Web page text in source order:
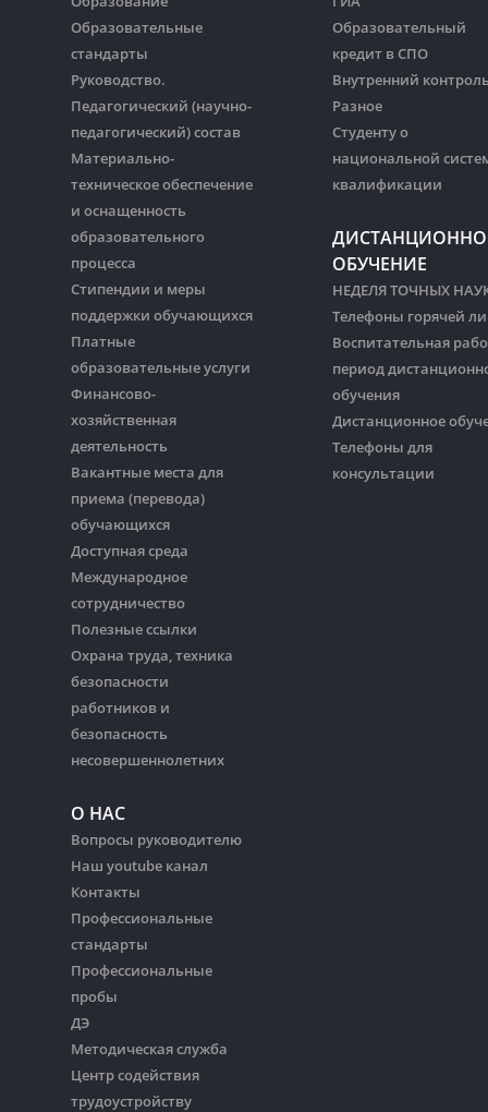
Образовательные
стандарты
Руководство.
Педагогический (научно-
педагогический) состав
Материально-
техническое обеспечение
и оснащенность
образовательного
процесса
Стипендии и меры
поддержки обучающихся
Платные
образовательные услуги
Финансово-
хозяйственная
деятельность
Вакантные места для
приема (перевода)
обучающихся
Доступная среда
Международное
сотрудничество
Полезные ссылки
Охрана труда, техника
безопасности
работников и
безопасность
несовершеннолетних
О НАС
Вопросы руководителю
Наш youtube канал
Контакты
Профессиональные
стандарты
Профессиональные
пробы
ДЭ
Методическая служба
Центр содействия
трудоустройству
Образовательный
кредит в СПО
Внутренний
Разное
Студенту о
национальной
квалификации
ОБУЧЕНИЕ
НЕДЕЛЯ ТОЧНЫХ
Телефоны горячей
Воспитательная
период
обучения
Дистанционное
Телефоны для
консультации